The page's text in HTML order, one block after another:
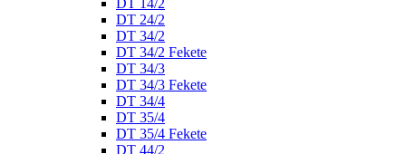
DT 14/2
DT 24/2
DT 34/2
DT 34/2 Fekete
DT 34/3
DT 34/3 Fekete
DT 34/4
DT 35/4
DT 35/4 Fekete
DT 44/2